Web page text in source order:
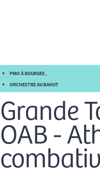
PMO À BOURGES
ORCHESTRE AU BAHUT
Grande
OAB -